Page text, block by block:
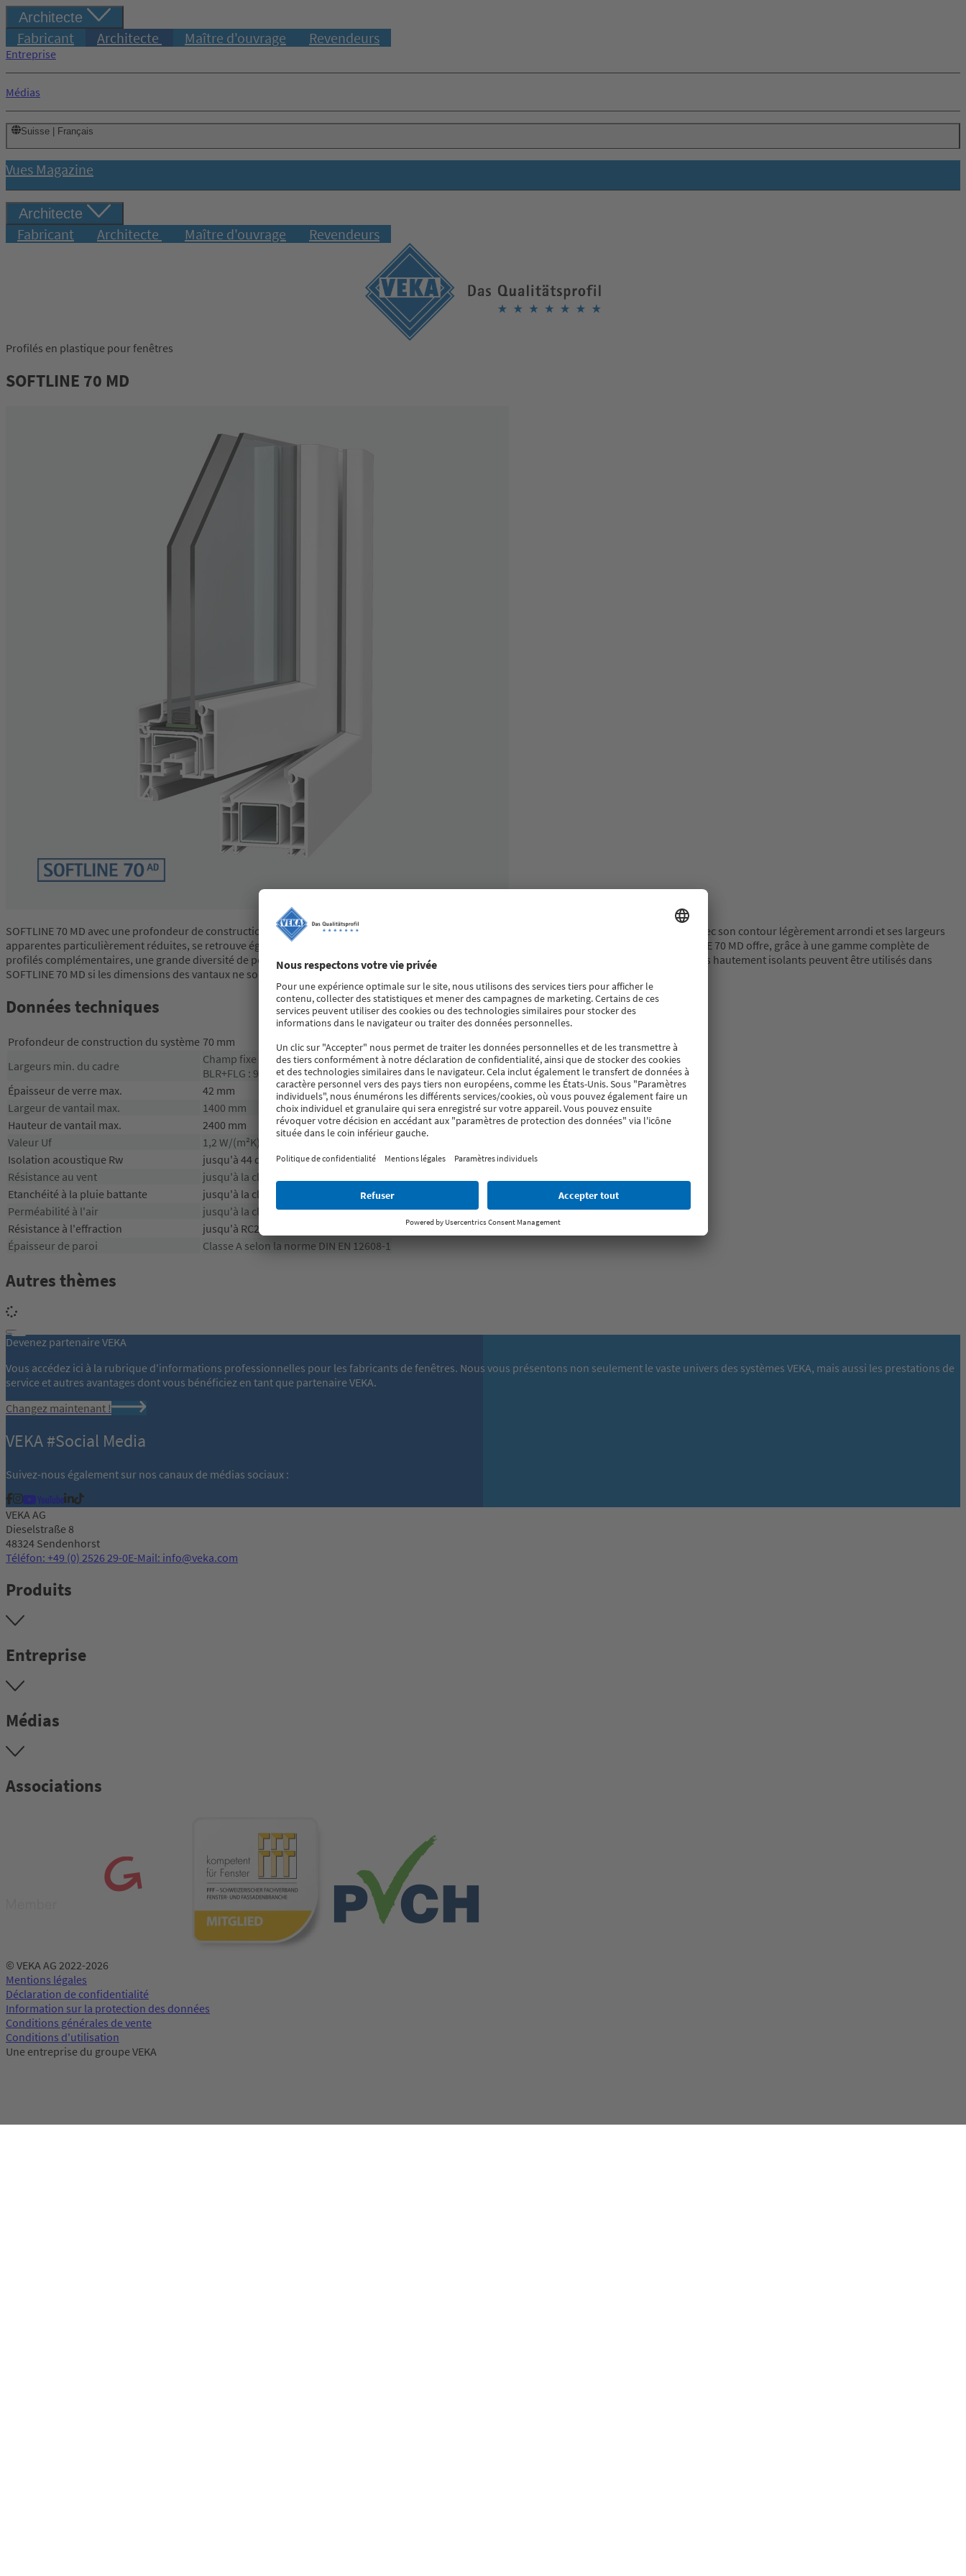
Architecte
Fabricant Architecte Maître d'ouvrage Revendeurs
Entreprise
Médias
Suisse | Français
Vues Magazine
Architecte
Fabricant Architecte Maître d'ouvrage Revendeurs
Connexion
Profilés en plastique pour fenêtres
SOFTLINE 70 MD
SOFTLINE 70 MD avec une profondeur de construction de base de 70 mm est le classique de la gamme de profilés VEKA. Son design intemporel, avec son contour légèrement arrondi et ses largeurs
apparentes particulièrement réduites, se retrouve également dans les générations de profilés suivantes. Comme tous les systèmes VEKA, SOFTLINE 70 MD offre, grâce à une gamme complète de
profilés complémentaires, une grande diversité de possibilités de construction pour une fabrication efficace des fenêtres. Même les triples vitrages hautement isolants peuvent être utilisés dans
SOFTLINE 70 MD si les dimensions des vantaux ne sont pas trop grandes.
Données techniques
Profondeur de construction du système 70 mm
Largeurs min. du cadre
Champ fixe : 58 mm
BLR+FLG : 99 mm
Épaisseur de verre max.
42 mm
Largeur de vantail max.
1400 mm
Hauteur de vantail max.
2400 mm
Valeur Uf
1,2 W/(m²K)
Isolation acoustique Rw
jusqu'à 44 dB
Résistance au vent
jusqu'à la classe B5
Etanchéité à la pluie battante
jusqu'à la classe 9A
Perméabilité à l'air
jusqu'à la classe 4
Résistance à l'effraction
jusqu'à RC2
Épaisseur de paroi
Classe A selon la norme DIN EN 12608-1
Autres thèmes
Devenez partenaire VEKA
Vous accédez ici à la rubrique d'informations professionnelles pour les fabricants de fenêtres. Nous vous présentons non seulement le vaste univers des systèmes VEKA, mais aussi les prestations de
service et autres avantages dont vous bénéficiez en tant que partenaire VEKA.
Changez maintenant !
VEKA #Social Media
Suivez-nous également sur nos canaux de médias sociaux :
VEKA AG
Dieselstraße 8
48324 Sendenhorst
Téléfon: +49 (0) 2526 29-0E-Mail: info@veka.com
Produits
Entreprise
Médias
Associations
© VEKA AG 2022-2026
Mentions légales
Déclaration de confidentialité
Information sur la protection des données
Conditions générales de vente
Conditions d'utilisation
Une entreprise du groupe VEKA